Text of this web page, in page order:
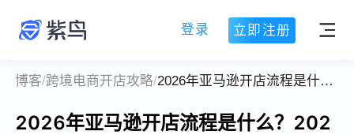
登录 立即注册
博客/跨境电商开店攻略/ 2026年亚马逊开店流程是什么？2026年亚马逊开店流程全解析
2026年亚马逊开店流程是什么？202